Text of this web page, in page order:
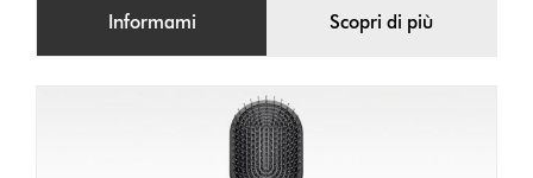
Informami Scopri di più